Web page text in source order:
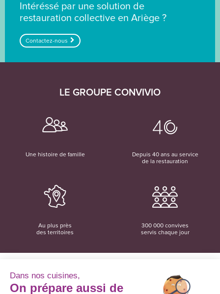
Intéréssé par une solution de
restauration collective en Ariège ?
Contactez-nous
LE GROUPE CONVIVIO
Une histoire de famille
Depuis 40 ans au service
de la restauration
Au plus près
des territoires
300 000 convives
servis chaque jour
Convivio
Dans nos cuisines,
On prépare aussi de